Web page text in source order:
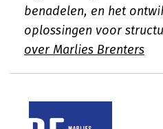
benadelen, en het
oplossingen voor
over Marlies Brenters